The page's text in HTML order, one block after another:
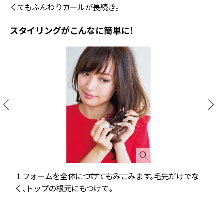
くてもふんわりカールが長続き。
スタイリングがこんなに簡単に！
１フォームを全体につけてもみこみます。毛先だけでな
く、トップの根元にもつけて。